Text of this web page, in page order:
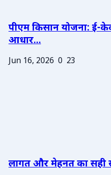
पीएम किसान योजना: ई-
आधार...
Jun 16, 2026 0 23
लागत और मेहनत का सही